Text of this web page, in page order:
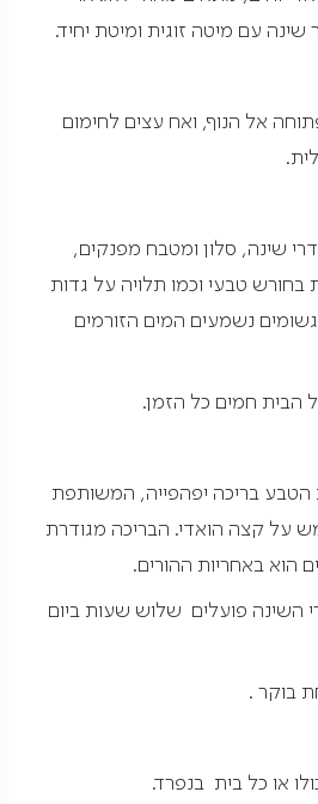
עם מיטה זוגית ומיטת יחיד.
אל הנוף, ואח עצים לחימום
שינה, סלון ומטבח מפנקים,
טבעי וכמו תלויה על גדות
נשמעים המים הזורמים
הבית חמים כל הזמן.
בריכה יפהפייה, המשותפת
על קצה הואדי. הבריכה מגודרת
הוא באחריות ההורים.
השינה פועלים שלוש שעות ביום
בוקר .
או כל בית בנפרד.